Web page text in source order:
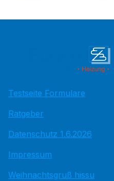
Testseite Formulare
Ratgeber
Datenschutz 1.6.2026
Impressum
Weihnachtsgruß hissu